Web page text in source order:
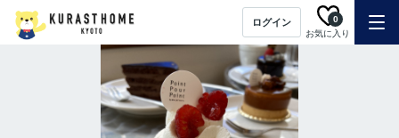
ログイン
お気に入り
0